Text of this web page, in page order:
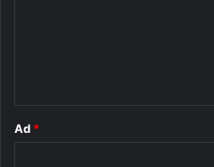
Ad *